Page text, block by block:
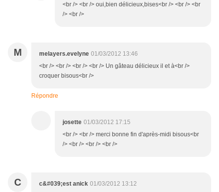
<br /> <br /> oui,bien délicieux,bises<br /> <br /> <br
/> <br />
M melayers.evelyne 01/03/2012 13:46
<br /> <br /> <br /> <br /> Un gâteau délicieux il et à<br />
croquer bisous<br />
Répondre
josette 01/03/2012 17:15
<br /> <br /> merci bonne fin d'après-midi bisous<br
/> <br /> <br /> <br />
C c&#039;est anick 01/03/2012 13:12